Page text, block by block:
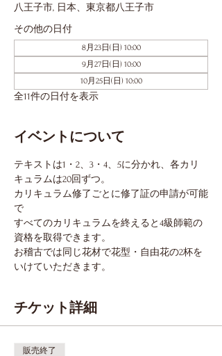
八王子市, 日本、東京都八王子市
その他の日付
8月23日(日) 10:00
9月27日(日) 10:00
10月25日(日) 10:00
全11件の日付を表示
イベントについて
テキストは1・2、3・4、5に分かれ、各カリ
キュラムは20回ずつ。
カリキュラム修了ごとに修了証の申請が可能
で
すべてのカリキュラムを終えると4級師範の
資格を取得できます。
お稽古では同じ花材で花型・自由花の2杯を
いけていただきます。
チケット詳細
販売終了